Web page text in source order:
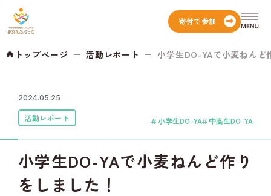
寄付で参加
トップページ 活動レポート 小学生DO-YAで小麦ねんど
2024.05.25
活動レポート 小学生DO-YA 中高生DO-YA
小学生DO-YAで小麦ねんど作り
をしました！